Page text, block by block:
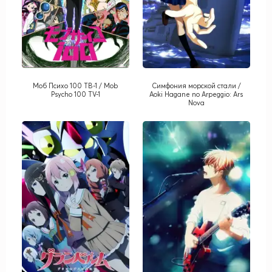
Моб Психо 100 ТВ-1 / Mob
Psycho 100 TV-1
Симфония морской стали /
Aoki Hagane no Arpeggio: Ars
Nova